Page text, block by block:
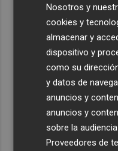
Nosotros y
cookies y
almacenar y
dispositivo y
como su
y datos de
anuncios y
anuncios y
sobre la
Proveedores de